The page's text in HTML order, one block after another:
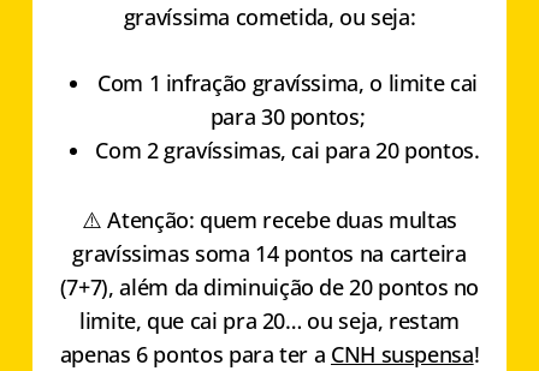
gravíssima cometida, ou seja:
Com 1 infração gravíssima, o limite cai
para 30 pontos;
Com 2 gravíssimas, cai para 20 pontos.
⚠️ Atenção: quem recebe duas multas
gravíssimas soma 14 pontos na carteira
(7+7), além da diminuição de 20 pontos no
limite, que cai pra 20… ou seja, restam
apenas 6 pontos para ter a CNH suspensa!